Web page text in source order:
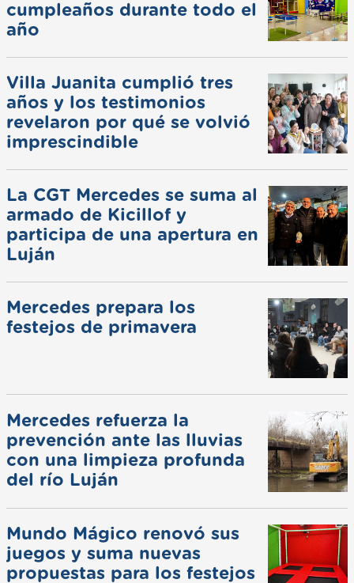
cumpleaños durante todo el
año
Villa Juanita cumplió tres
años y los testimonios
revelaron por qué se volvió
imprescindible
La CGT Mercedes se suma al
armado de Kicillof y
participa de una apertura en
Luján
Mercedes prepara los
festejos de primavera
Mercedes refuerza la
prevención ante las lluvias
con una limpieza profunda
del río Luján
Mundo Mágico renovó sus
juegos y suma nuevas
propuestas para los festejos